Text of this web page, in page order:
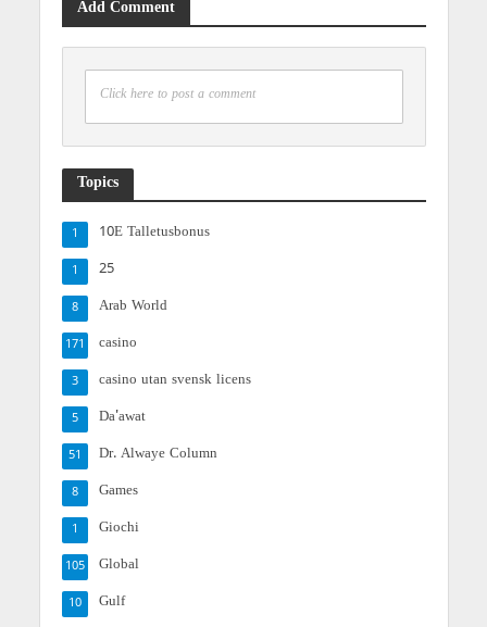
Add Comment
Click here to post a comment
Topics
10E Talletusbonus
1
25
1
Arab World
8
casino
171
casino utan svensk licens
3
Da'awat
5
Dr. Alwaye Column
51
Games
8
Giochi
1
Global
105
Gulf
10